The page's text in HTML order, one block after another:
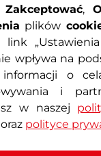
, Uniwersalny
Zakceptować,
plików
link
wpływa na
o
i
w naszej
oraz polityce